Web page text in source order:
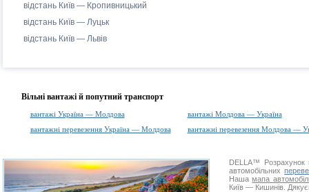
відстань Київ — Кропивницький
відстань Київ — Луцьк
відстань Київ — Львів
Вільні вантажі й попутний транспорт
вантажі Україна — Молдова
вантажі Молдова — Україна
вантажні перевезення Україна — Молдова
вантажні перевезення Молдова —
DELLA™
Розрахунок
автомобільних
Нашамапа
Київ — Кишинів.